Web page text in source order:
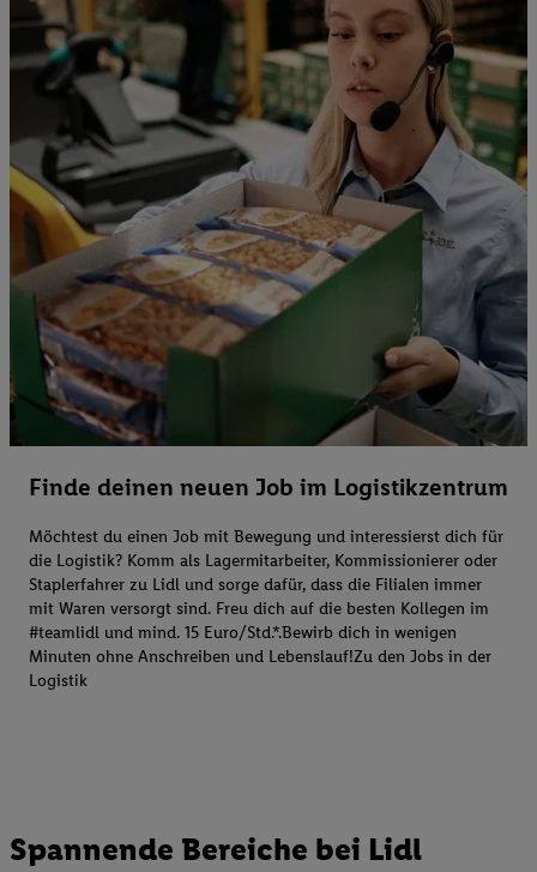
Finde deinen neuen Job im Logistikzentrum
Möchtest du einen Job mit Bewegung und interessierst dich für
die Logistik? Komm als Lagermitarbeiter, Kommissionierer oder
Staplerfahrer zu Lidl und sorge dafür, dass die Filialen immer
mit Waren versorgt sind. Freu dich auf die besten Kollegen im
#teamlidl und mind. 15 Euro/Std.*.Bewirb dich in wenigen
Minuten ohne Anschreiben und Lebenslauf!Zu den Jobs in der
Logistik
Spannende Bereiche bei Lidl